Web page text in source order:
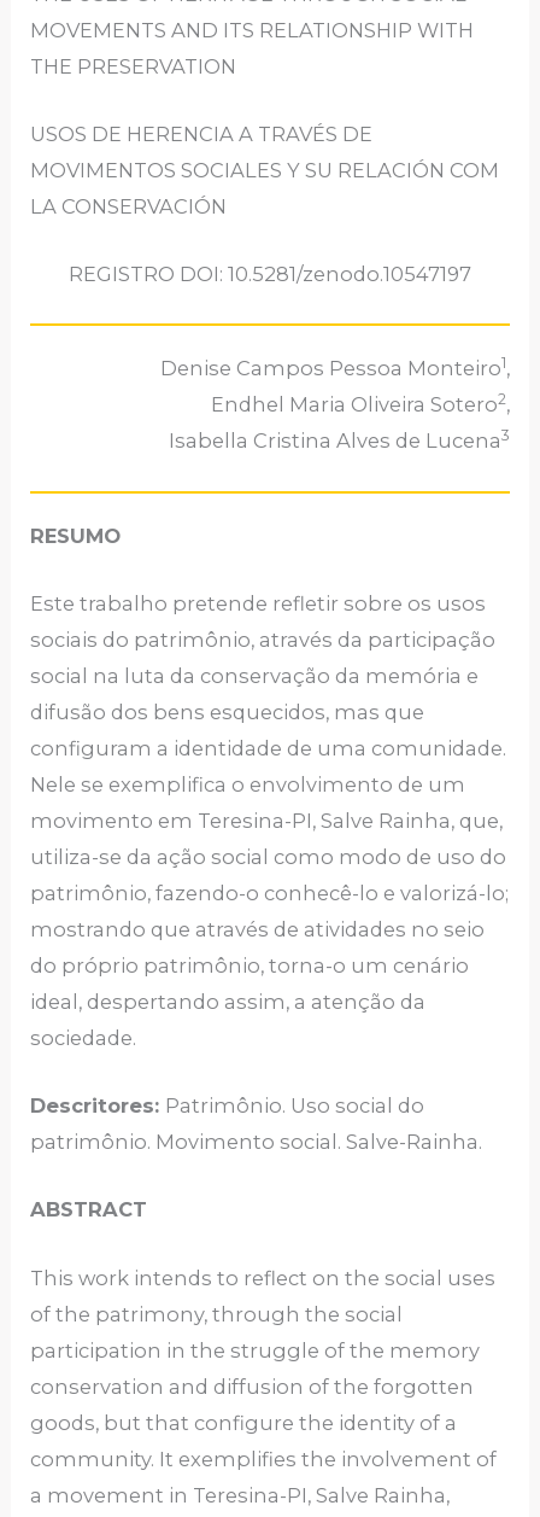
MOVEMENTS AND ITS RELATIONSHIP WITH
THE PRESERVATION
USOS DE HERENCIA A TRAVÉS DE
MOVIMENTOS SOCIALES Y SU RELACIÓN COM
LA CONSERVACIÓN
REGISTRO DOI: 10.5281/zenodo.10547197
Denise Campos Pessoa Monteiro1,
Endhel Maria Oliveira Sotero2,
Isabella Cristina Alves de Lucena3
RESUMO
Este trabalho pretende refletir sobre os usos
sociais do patrimônio, através da participação
social na luta da conservação da memória e
difusão dos bens esquecidos, mas que
configuram a identidade de uma comunidade.
Nele se exemplifica o envolvimento de um
movimento em Teresina-PI, Salve Rainha, que,
utiliza-se da ação social como modo de uso do
patrimônio, fazendo-o conhecê-lo e valorizá-lo;
mostrando que através de atividades no seio
do próprio patrimônio, torna-o um cenário
ideal, despertando assim, a atenção da
sociedade.
Descritores: Patrimônio. Uso social do
patrimônio. Movimento social. Salve-Rainha.
ABSTRACT
This work intends to reflect on the social uses
of the patrimony, through the social
participation in the struggle of the memory
conservation and diffusion of the forgotten
goods, but that configure the identity of a
community. It exemplifies the involvement of
a movement in Teresina-PI, Salve Rainha,